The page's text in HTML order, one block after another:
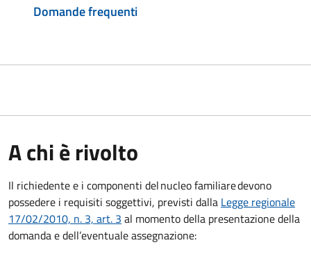
Domande frequenti
A chi è rivolto
Il richiedente e i componenti del nucleo familiare devono
possedere i requisiti soggettivi, previsti dalla Legge regionale
17/02/2010, n. 3, art. 3 al momento della presentazione della
domanda e dell’eventuale assegnazione: